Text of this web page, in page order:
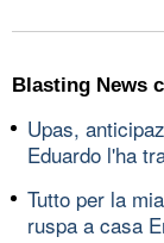
Blasting News
Upas,
Eduardo l'ha
Tutto per la
ruspa a casa